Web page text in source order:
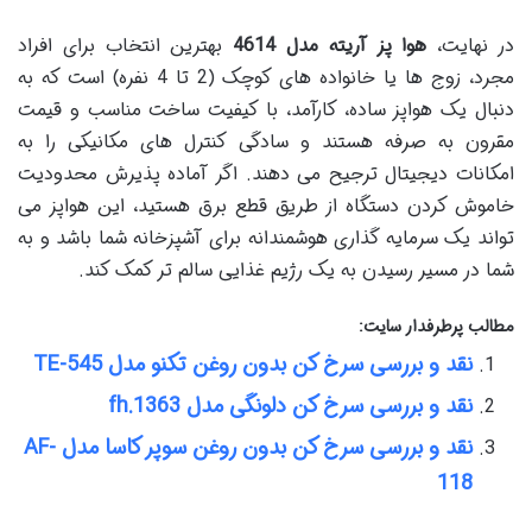
در نهایت، هوا پز آریته مدل 4614
بهترین انتخاب برای افراد
مجرد، زوج ها یا خانواده های کوچک (2 تا 4 نفره) است که به
دنبال یک هواپز ساده، کارآمد، با کیفیت ساخت مناسب و قیمت
مقرون به صرفه هستند و سادگی کنترل های مکانیکی را به
امکانات دیجیتال ترجیح می دهند. اگر آماده پذیرش محدودیت
خاموش کردن دستگاه از طریق قطع برق هستید، این هواپز می
تواند یک سرمایه گذاری هوشمندانه برای آشپزخانه شما باشد و به
شما در مسیر رسیدن به یک رژیم غذایی سالم تر کمک کند.
مطالب پرطرفدار سایت:
نقد و بررسی سرخ کن بدون روغن تکنو مدل TE-545
نقد و بررسی سرخ کن دلونگی مدل fh.1363
نقد و بررسی سرخ کن بدون روغن سوپر کاسا مدل AF-
118